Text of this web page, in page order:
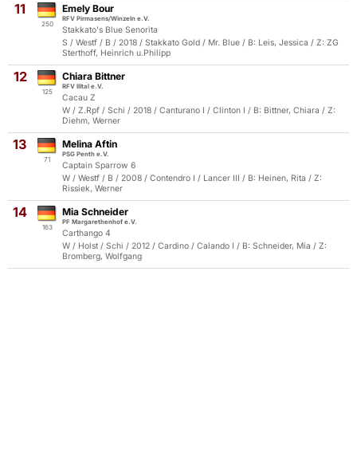
11
250
Emely Bour
RFV Pirmasens/Winzeln e.V.
Stakkato's Blue Senorita
S / Westf / B / 2018 / Stakkato Gold / Mr. Blue / B: Leis, Jessica / Z: ZG
Sterthoff, Heinrich u.Philipp
12
125
Chiara Bittner
RFV Illtal e.V.
Cacau Z
W / Z.Rpf / Schi / 2018 / Canturano I / Clinton I / B: Bittner, Chiara / Z:
Diehm, Werner
13
71
Melina Aftin
PSG Penth e.V.
Captain Sparrow 6
W / Westf / B / 2008 / Contendro I / Lancer III / B: Heinen, Rita / Z:
Rissiek, Werner
14
163
Mia Schneider
PF Margarethenhof e.V.
Carthango 4
W / Holst / Schi / 2012 / Cardino / Calando I / B: Schneider, Mia / Z:
Bromberg, Wolfgang